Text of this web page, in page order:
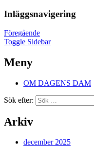
Inläggsnavigering
Föregående
Toggle Sidebar
Meny
OM DAGENS DAM
Sök efter:
Arkiv
december 2025